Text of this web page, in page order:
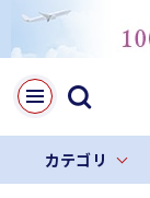
カテゴリ